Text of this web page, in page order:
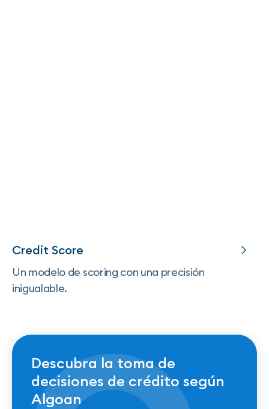
Credit Score
Un modelo de scoring con una precisión
inigualable.
Descubra la toma de
decisiones de crédito según
Algoan